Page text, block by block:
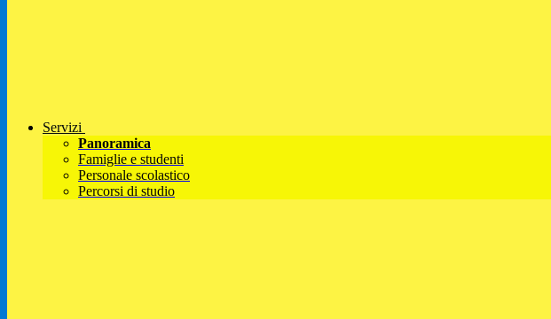
Servizi
Panoramica
Famiglie e studenti
Personale scolastico
Percorsi di studio